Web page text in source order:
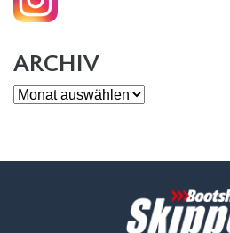
ARCHIV
Archiv